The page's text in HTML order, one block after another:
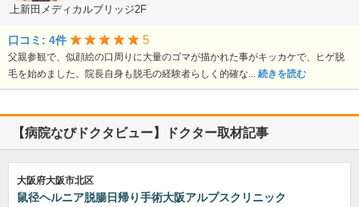
上新田メディカルブリッジ2F
口コミ: 4件 5
父親参観で、似顔絵の口周りに大量のゴマが描かれた事がキッカケで、ヒゲ脱
毛を始めました。院長自身も脱毛の経験者らしく的確な... 続きを読む
【病院なびドクタビュー】ドクター取材記事
大阪府大阪市北区
鼠径ヘルニア脱腸日帰り手術大阪アルプスクリニック